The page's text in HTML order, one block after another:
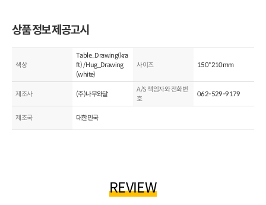
상품 정보 제공고시
색상
Table_Drawing(kra
ft) / Hug_Drawing
(white)
사이즈 150*210mm
제조사 (주)나무와달
A/S 책임자와 전화번
호
062-529-9179
제조국 대한민국
REVIEW